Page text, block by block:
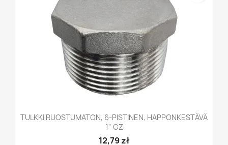
TULKKI RUOSTUMATON, 6-PISTINEN, HAPPONKESTÄVÄ
1" GZ
12,79 zł